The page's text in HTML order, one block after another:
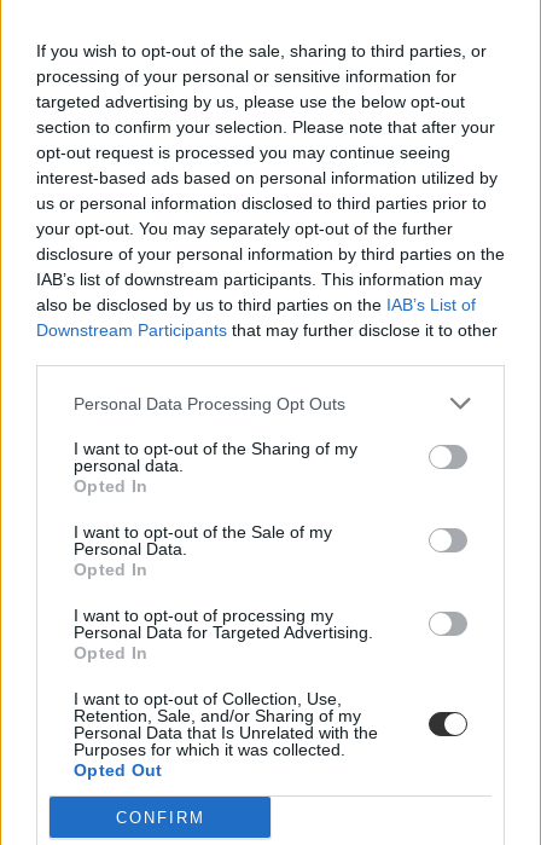
If you wish to opt-out of the sale, sharing to third parties, or
processing of your personal or sensitive information for
targeted advertising by us, please use the below opt-out
section to confirm your selection. Please note that after your
opt-out request is processed you may continue seeing
interest-based ads based on personal information utilized by
us or personal information disclosed to third parties prior to
your opt-out. You may separately opt-out of the further
disclosure of your personal information by third parties on the
IAB’s list of downstream participants. This information may
also be disclosed by us to third parties on the IAB’s List of
Downstream Participants that may further disclose it to other
Personal Data Processing Opt Outs
I want to opt-out of the Sharing of my
personal data.
Opted In
I want to opt-out of the Sale of my
Personal Data.
Opted In
I want to opt-out of processing my
Personal Data for Targeted Advertising.
Opted In
I want to opt-out of Collection, Use,
Retention, Sale, and/or Sharing of my
Personal Data that Is Unrelated with the
Purposes for which it was collected.
Opted Out
CONFIRM
Lannert Judit
vagyonkezelő alapítvány
Magyar Közlöny